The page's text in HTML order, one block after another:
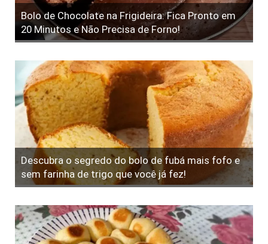
Bolo de Chocolate na Frigideira: Fica Pronto em
20 Minutos e Não Precisa de Forno!
Descubra o segredo do bolo de fubá mais fofo e
sem farinha de trigo que você já fez!